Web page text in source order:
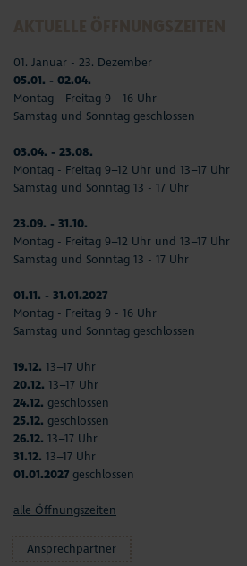
01. Januar - 23. Dezember
05.01. - 02.04.
Montag - Freitag 9 - 16 Uhr
Samstag und Sonntag geschlossen
03.04. - 23.08.
Montag - Freitag 9–12 Uhr und 13–17 Uhr
Samstag und Sonntag 13 - 17 Uhr
23.09. - 31.10.
Montag - Freitag 9–12 Uhr und 13–17 Uhr
Samstag und Sonntag 13 - 17 Uhr
01.11. - 31.01.2027
Montag - Freitag 9 - 16 Uhr
Samstag und Sonntag geschlossen
19.12. 13–17 Uhr
20.12. 13–17 Uhr
24.12. geschlossen
25.12. geschlossen
26.12. 13–17 Uhr
31.12. 13–17 Uhr
01.01.2027 geschlossen
alle Öffnungszeiten
Ansprechpartner